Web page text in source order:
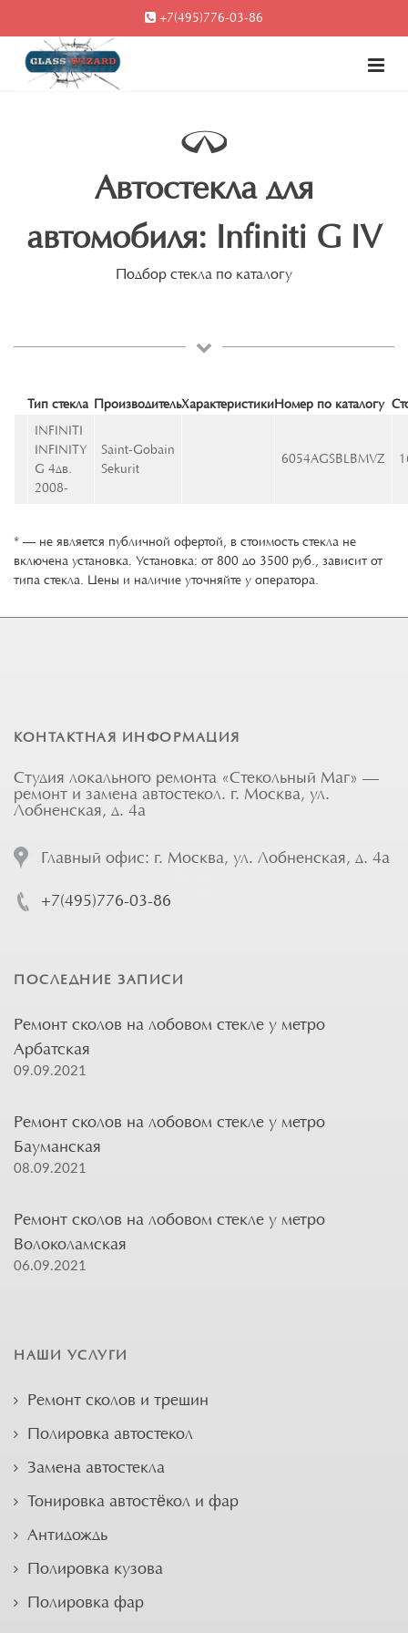
+7(495)776-03-86
Автостекла для
автомобиля: Infiniti G IV
Подбор стекла по каталогу
Тип стекла ПроизводительХарактеристикиНомер по каталогу
INFINITI
INFINITY
G 4дв.
2008-
Saint-Gobain
Sekurit
6054AGSBLBMVZ
* — не является публичной офертой, в стоимость стекла не
включена установка. Установка: от 800 до 3500 руб., зависит от
типа стекла. Цены и наличие уточняйте у оператора.
КОНТАКТНАЯ ИНФОРМАЦИЯ
Студия локального ремонта «Стекольный Маг» —
ремонт и замена автостекол. г. Москва, ул.
Лобненская, д. 4а
Главный офис: г. Москва, ул. Лобненская, д. 4а
+7(495)776-03-86
ПОСЛЕДНИЕ ЗАПИСИ
Ремонт сколов на лобовом стекле у метро
Арбатская
09.09.2021
Ремонт сколов на лобовом стекле у метро
Бауманская
08.09.2021
Ремонт сколов на лобовом стекле у метро
Волоколамская
06.09.2021
НАШИ УСЛУГИ
Ремонт сколов и трещин
Полировка автостекол
Замена автостекла
Тонировка автостёкол и фар
Антидождь
Полировка кузова
Полировка фар